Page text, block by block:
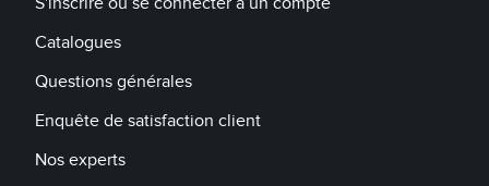
Catalogues
Questions générales
Enquête de satisfaction client
Nos experts